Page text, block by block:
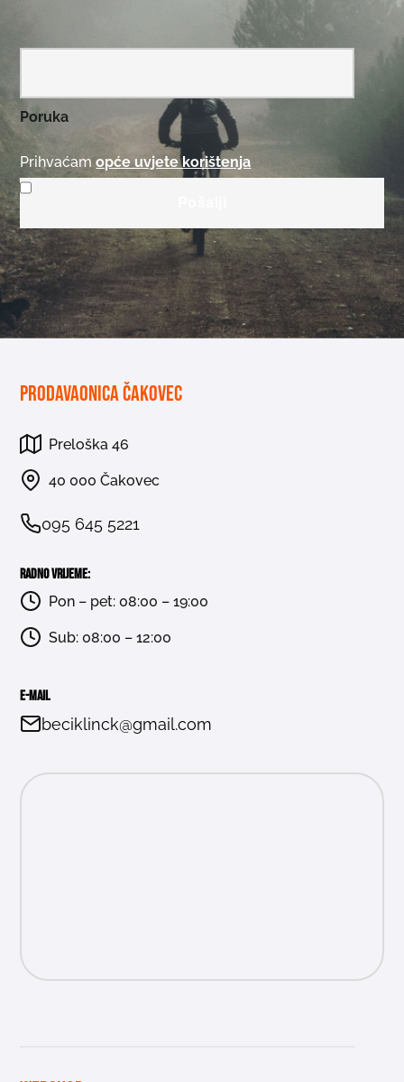
Poruka
Prihvaćam opće uvjete korištenja
Prodavaonica Čakovec
Preloška 46
40 000 Čakovec
095 645 5221
Radno vrijeme:
Pon – pet: 08:00 – 19:00
Sub: 08:00 – 12:00
E-mail
beciklinck@gmail.com